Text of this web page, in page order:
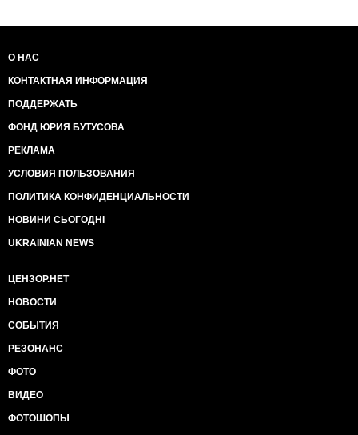
сепаратистов, заключил Боненбергер.
О НАС
КОНТАКТНАЯ ИНФОРМАЦИЯ
ПОДДЕРЖАТЬ
ФОНД ЮРИЯ БУТУСОВА
РЕКЛАМА
УСЛОВИЯ ПОЛЬЗОВАНИЯ
ПОЛИТИКА КОНФИДЕНЦИАЛЬНОСТИ
НОВИНИ СЬОГОДНІ
UKRAINIAN NEWS
ЦЕНЗОР.НЕТ
НОВОСТИ
СОБЫТИЯ
РЕЗОНАНС
ФОТО
ВИДЕО
ФОТОШОПЫ